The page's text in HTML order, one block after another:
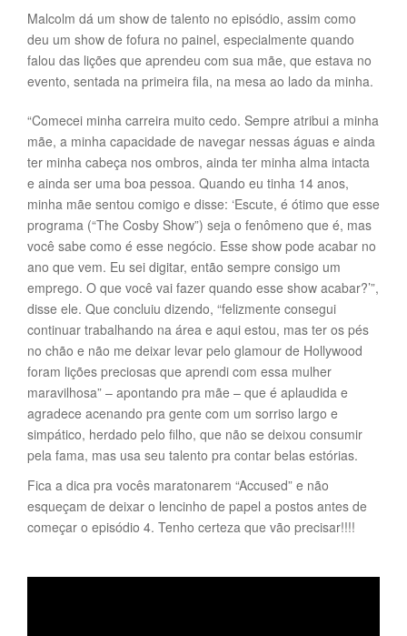
Malcolm dá um show de talento no episódio, assim como
deu um show de fofura no painel, especialmente quando
falou das lições que aprendeu com sua mãe, que estava no
evento, sentada na primeira fila, na mesa ao lado da minha.
“Comecei minha carreira muito cedo. Sempre atribui a minha
mãe, a minha capacidade de navegar nessas águas e ainda
ter minha cabeça nos ombros, ainda ter minha alma intacta
e ainda ser uma boa pessoa. Quando eu tinha 14 anos,
minha mãe sentou comigo e disse: ‘Escute, é ótimo que esse
programa (“The Cosby Show”) seja o fenômeno que é, mas
você sabe como é esse negócio. Esse show pode acabar no
ano que vem. Eu sei digitar, então sempre consigo um
emprego. O que você vai fazer quando esse show acabar?’”,
disse ele. Que concluiu dizendo, “felizmente consegui
continuar trabalhando na área e aqui estou, mas ter os pés
no chão e não me deixar levar pelo glamour de Hollywood
foram lições preciosas que aprendi com essa mulher
maravilhosa” – apontando pra mãe – que é aplaudida e
agradece acenando pra gente com um sorriso largo e
simpático, herdado pelo filho, que não se deixou consumir
pela fama, mas usa seu talento pra contar belas estórias.
Fica a dica pra vocês maratonarem “Accused” e não
esqueçam de deixar o lencinho de papel a postos antes de
começar o episódio 4. Tenho certeza que vão precisar!!!!